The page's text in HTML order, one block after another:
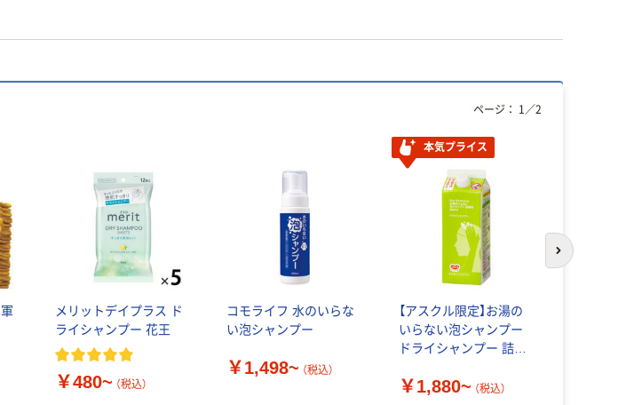
メリットデイプラス ド
ライシャンプー 花王
￥480~ （税込）
コモライフ 水のいらな
い泡シャンプー
￥1,498~ （税込）
本気プライス
【アスクル限定】お湯の
いらない泡シャンプー
ドライシャンプー 詰め
￥1,880~ （税込）
ページ： 1 ／2
次のスライド